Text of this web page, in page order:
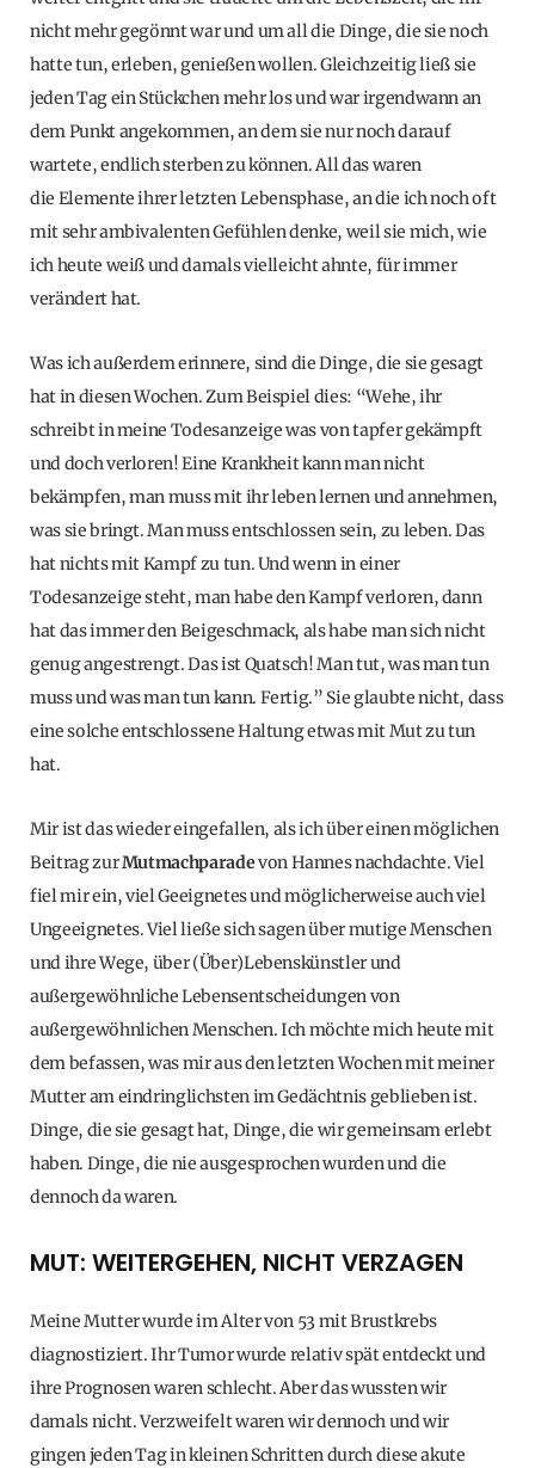
nicht mehr gegönnt war und um all die Dinge, die sie noch
hatte tun, erleben, genießen wollen. Gleichzeitig ließ sie
jeden Tag ein Stückchen mehr los und war irgendwann an
dem Punkt angekommen, an dem sie nur noch darauf
wartete, endlich sterben zu können. All das waren
die Elemente ihrer letzten Lebensphase, an die ich noch oft
mit sehr ambivalenten Gefühlen denke, weil sie mich, wie
ich heute weiß und damals vielleicht ahnte, für immer
verändert hat.
Was ich außerdem erinnere, sind die Dinge, die sie gesagt
hat in diesen Wochen. Zum Beispiel dies: “Wehe, ihr
schreibt in meine Todesanzeige was von tapfer gekämpft
und doch verloren! Eine Krankheit kann man nicht
bekämpfen, man muss mit ihr leben lernen und annehmen,
was sie bringt. Man muss entschlossen sein, zu leben. Das
hat nichts mit Kampf zu tun. Und wenn in einer
Todesanzeige steht, man habe den Kampf verloren, dann
hat das immer den Beigeschmack, als habe man sich nicht
genug angestrengt. Das ist Quatsch! Man tut, was man tun
muss und was man tun kann. Fertig.” Sie glaubte nicht, dass
eine solche entschlossene Haltung etwas mit Mut zu tun
hat.
Mir ist das wieder eingefallen, als ich über einen möglichen
Beitrag zurMutmachparadevon Hannes nachdachte. Viel
fiel mir ein, viel Geeignetes und möglicherweise auch viel
Ungeeignetes. Viel ließe sich sagen über mutige Menschen
und ihre Wege, über (Über)Lebenskünstler und
außergewöhnliche Lebensentscheidungen von
außergewöhnlichen Menschen. Ich möchte mich heute mit
dem befassen, was mir aus den letzten Wochen mit meiner
Mutter am eindringlichsten im Gedächtnis geblieben ist.
Dinge, die sie gesagt hat, Dinge, die wir gemeinsam erlebt
haben. Dinge, die nie ausgesprochen wurden und die
dennoch da waren.
MUT: WEITERGEHEN, NICHT VERZAGEN
Meine Mutter wurde im Alter von 53 mit Brustkrebs
diagnostiziert. Ihr Tumor wurde relativ spät entdeckt und
ihre Prognosen waren schlecht. Aber das wussten wir
damals nicht. Verzweifelt waren wir dennoch und wir
gingen jeden Tag in kleinen Schritten durch diese akute